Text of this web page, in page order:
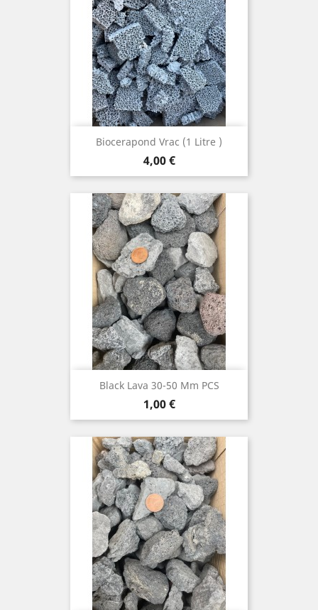
Biocerapond Vrac (1 Litre )
Prix
4,00 €
Black Lava 30-50 Mm PCS
Prix
1,00 €